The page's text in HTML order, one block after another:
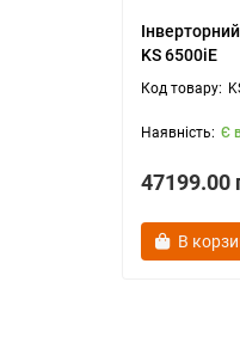
KS 6500iE
Є
47199.00
В